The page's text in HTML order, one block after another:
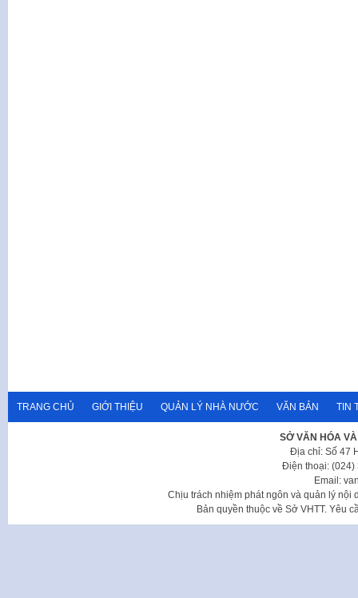
TRANG CHỦ GIỚI THIỆU QUẢN LÝ NHÀ NƯỚC VĂN BẢN TIN
SỞ VĂN HÓA
Địa chỉ: Số 47
Điện thoại: (024)
Email:
Chịu trách nhiệm phát ngôn và quản lý nội
Bản quyền thuộc về Sở VHTT. Yêu